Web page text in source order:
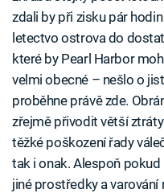
zdali by při zisku pár
letectvo ostrova do
které by Pearl Harbor
velmi obecné – nešlo o
proběhne právě zde.
zřejmě přivodit větší
těžké poškození řady
tak i onak. Alespoň
jiné prostředky a